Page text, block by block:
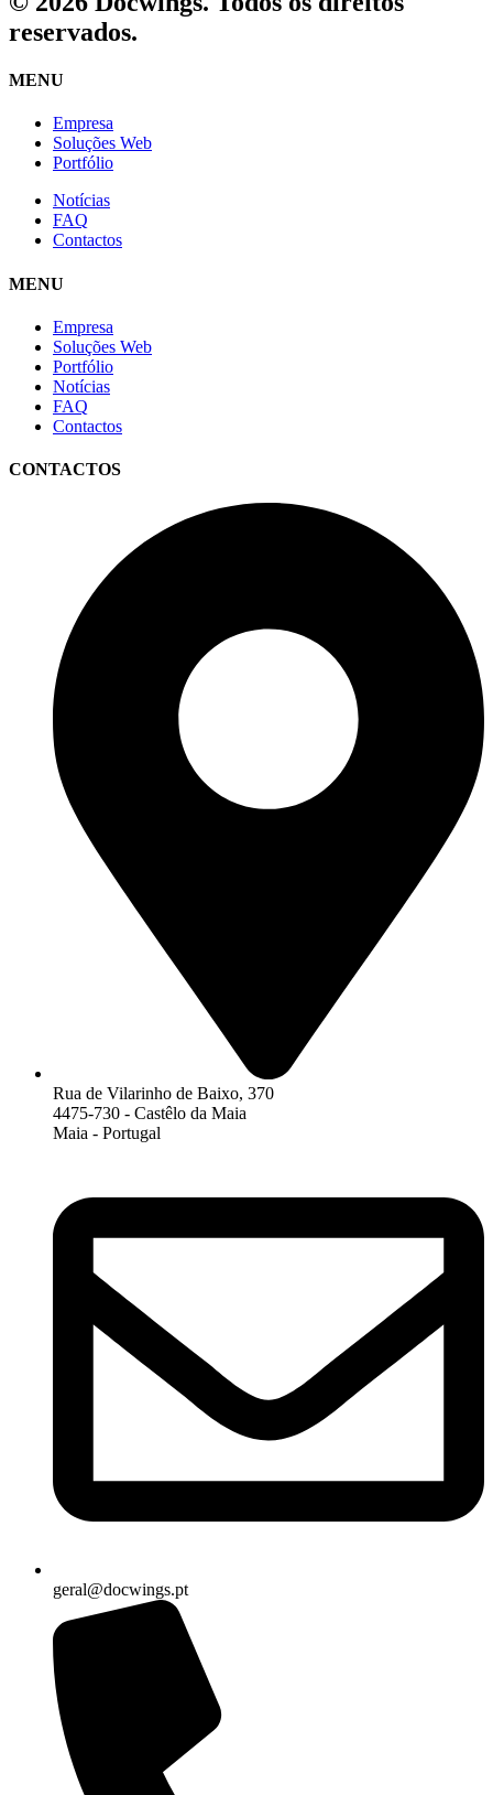
reservados.
MENU
Empresa
Soluções Web
Portfólio
Notícias
FAQ
Contactos
MENU
Empresa
Soluções Web
Portfólio
Notícias
FAQ
Contactos
CONTACTOS
Rua de Vilarinho de Baixo, 370
4475-730 - Castêlo da Maia
Maia - Portugal
geral@docwings.pt